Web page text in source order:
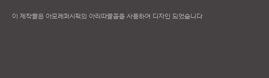
이 제작물은 아모레퍼시픽의 아리따글꼴을 사용하여 디자인 되었습니다